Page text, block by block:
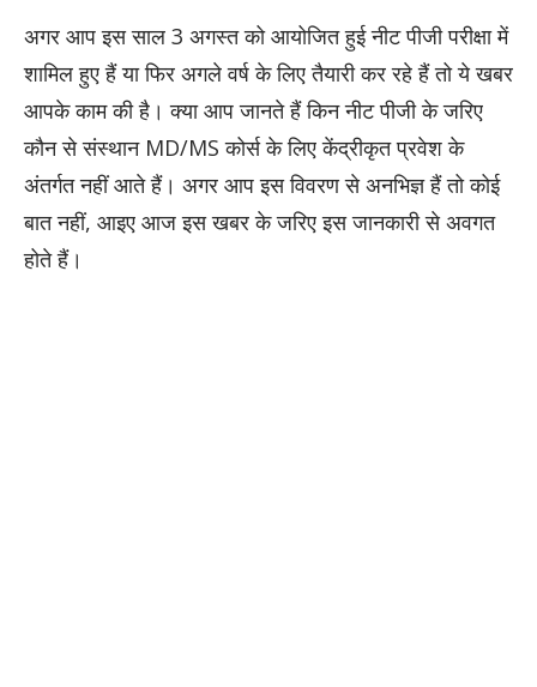
अगर आप इस साल 3 अगस्त को आयोजित हुई नीट पीजी परीक्षा में
शामिल हुए हैं या फिर अगले वर्ष के लिए तैयारी कर रहे हैं तो ये खबर
आपके काम की है। क्या आप जानते हैं किन नीट पीजी के जरिए
कौन से संस्थान MD/MS कोर्स के लिए केंद्रीकृत प्रवेश के
अंतर्गत नहीं आते हैं। अगर आप इस विवरण से अनभिज्ञ हैं तो कोई
बात नहीं, आइए आज इस खबर के जरिए इस जानकारी से अवगत
होते हैं।